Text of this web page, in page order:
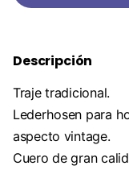
Descripción
Traje tradicional.
Lederhosen para
aspecto vintage.
Cuero de gran